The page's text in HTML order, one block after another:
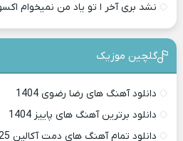
نشد بری آخر ا تو یاد من نمیخوام
گلچین موزیک
دانلود آهنگ های رضا رضوی 1404
دانلود برترین آهنگ های پاییز 1404
دانلود تمام آهنگ های دمت آکالین 2025